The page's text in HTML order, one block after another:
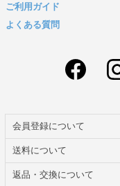
ご利用ガイド
よくある質問
会員登録について
送料について
返品・交換について